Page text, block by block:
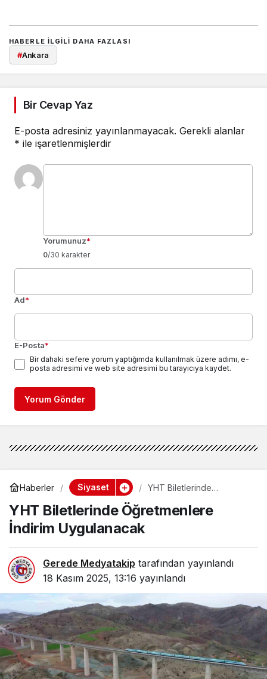
HABERLE ILGILI DAHA FAZLASI
#Ankara
Bir Cevap Yaz
E-posta adresiniz yayınlanmayacak. Gerekli alanlar
* ile işaretlenmişlerdir
Yorumunuz*
0/30 karakter
Ad*
E-Posta*
Bir dahaki sefere yorum yaptığımda kullanılmak üzere adımı, e-
posta adresimi ve web site adresimi bu tarayıcıya kaydet.
Yorum Gönder
Haberler Siyaset
YHT Biletlerinde
Uygulanacak
YHT Biletlerinde Öğretmenlere
İndirim Uygulanacak
Gerede Medyatakip tarafından yayınlandı
18 Kasım 2025, 13:16 yayınlandı